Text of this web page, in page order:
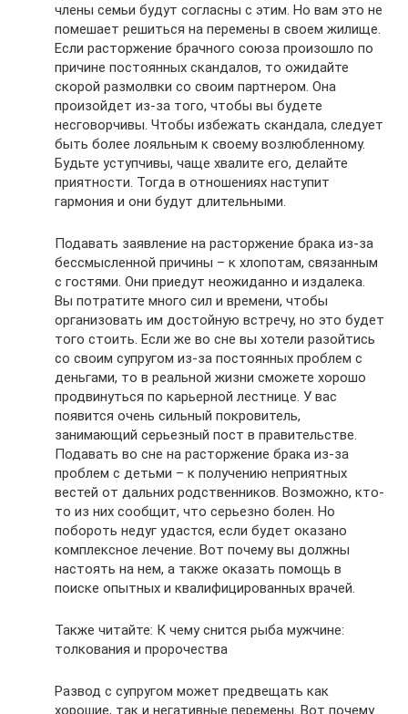
члены семьи будут согласны с этим. Но вам это не
помешает решиться на перемены в своем жилище.
Если расторжение брачного союза произошло по
причине постоянных скандалов, то ожидайте
скорой размолвки со своим партнером. Она
произойдет из-за того, чтобы вы будете
несговорчивы. Чтобы избежать скандала, следует
быть более лояльным к своему возлюбленному.
Будьте уступчивы, чаще хвалите его, делайте
приятности. Тогда в отношениях наступит
гармония и они будут длительными.
Подавать заявление на расторжение брака из-за
бессмысленной причины – к хлопотам, связанным
с гостями. Они приедут неожиданно и издалека.
Вы потратите много сил и времени, чтобы
организовать им достойную встречу, но это будет
того стоить. Если же во сне вы хотели разойтись
со своим супругом из-за постоянных проблем с
деньгами, то в реальной жизни сможете хорошо
продвинуться по карьерной лестнице. У вас
появится очень сильный покровитель,
занимающий серьезный пост в правительстве.
Подавать во сне на расторжение брака из-за
проблем с детьми – к получению неприятных
вестей от дальних родственников. Возможно, кто-
то из них сообщит, что серьезно болен. Но
побороть недуг удастся, если будет оказано
комплексное лечение. Вот почему вы должны
настоять на нем, а также оказать помощь в
поиске опытных и квалифицированных врачей.
Также читайте: К чему снится рыба мужчине:
толкования и пророчества
Развод с супругом может предвещать как
хорошие, так и негативные перемены. Вот почему